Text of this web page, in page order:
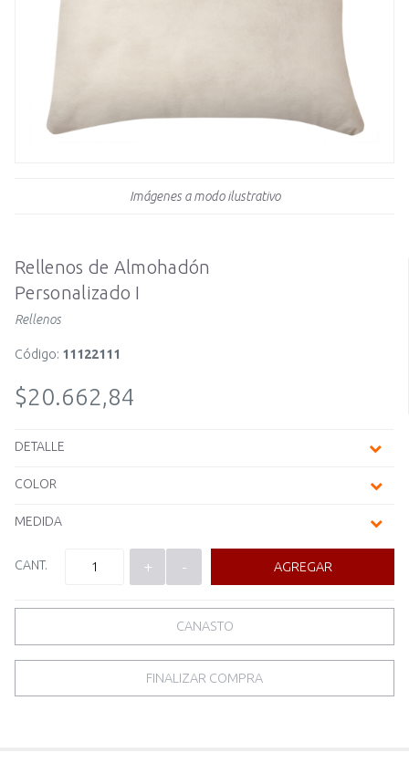
Imágenes a modo ilustrativo
Rellenos de Almohadón
Personalizado I
Rellenos
Código: 11122111
$20.662,84
DETALLE
COLOR
MEDIDA
CANT. + - AGREGAR
CANASTO
FINALIZAR COMPRA